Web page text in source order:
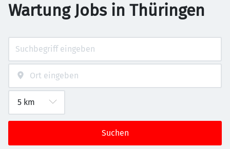
Wartung Jobs in Thüringen
Suchen